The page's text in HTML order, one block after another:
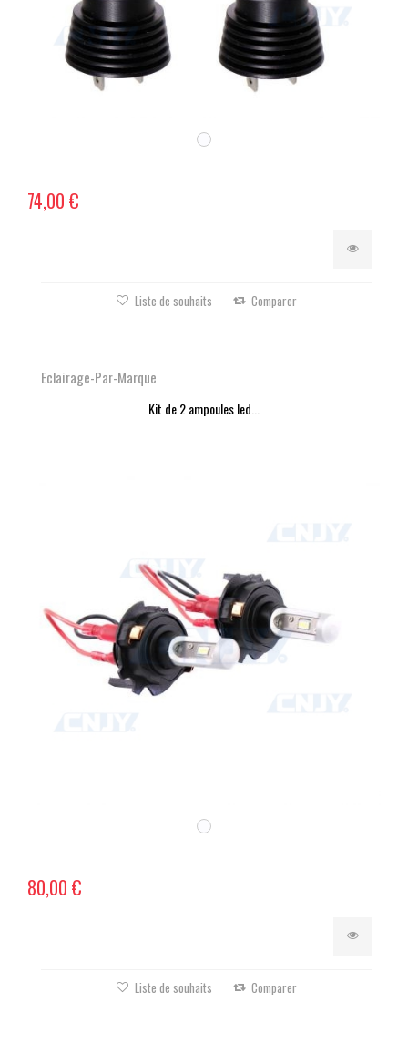
74,00 €
Liste de souhaits Comparer
Eclairage-Par-Marque
Kit de 2 ampoules led...
80,00 €
Liste de souhaits Comparer